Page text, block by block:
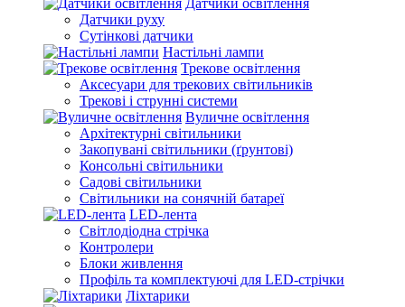
Датчики освітлення
Датчики руху
Сутінкові датчики
Настільні лампи
Трекове освітлення
Аксесуари для трекових світильників
Трекові і струнні системи
Вуличне освітлення
Архітектурні світильники
Закопувані світильники (ґрунтові)
Консольні світильники
Садові світильники
Світильники на сонячній батареї
LED-лента
Світлодіодна стрічка
Контролери
Блоки живлення
Профіль та комплектуючі для LED-стрічки
Ліхтарики